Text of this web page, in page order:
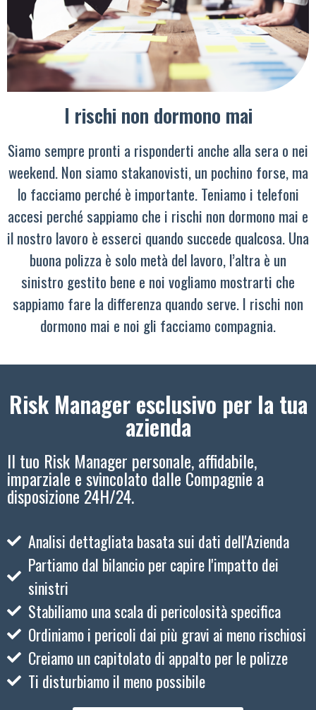
I rischi non dormono mai
Siamo sempre pronti a risponderti anche alla sera o nei
weekend. Non siamo stakanovisti, un pochino forse, ma
lo facciamo perché è importante. Teniamo i telefoni
accesi perché sappiamo che i rischi non dormono mai e
il nostro lavoro è esserci quando succede qualcosa. Una
buona polizza è solo metà del lavoro, l’altra è un
sinistro gestito bene e noi vogliamo mostrarti che
sappiamo fare la differenza quando serve. I rischi non
dormono mai e noi gli facciamo compagnia.
Risk Manager esclusivo per la tua
azienda
Il tuo Risk Manager personale, affidabile,
imparziale e svincolato dalle Compagnie a
disposizione 24H/24.
Analisi dettagliata basata sui dati dell'Azienda
Partiamo dal bilancio per capire l'impatto dei
sinistri
Stabiliamo una scala di pericolosità specifica
Ordiniamo i pericoli dai più gravi ai meno rischiosi
Creiamo un capitolato di appalto per le polizze
Ti disturbiamo il meno possibile